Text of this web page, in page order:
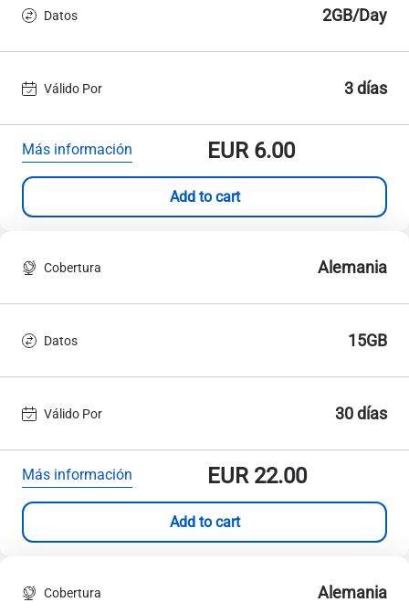
Datos 2GB/Day
Válido Por 3 días
Más información EUR6.00
Add to cart
Cobertura Alemania
Datos 15GB
Válido Por 30 días
Más información EUR22.00
Add to cart
Cobertura Alemania